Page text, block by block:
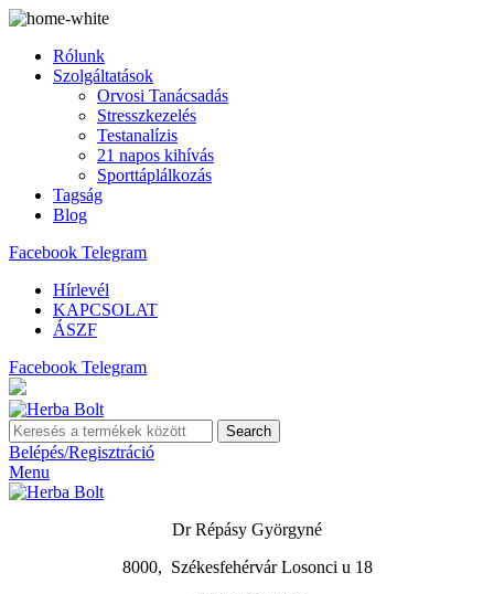
Rólunk
Szolgáltatások
Orvosi Tanácsadás
Stresszkezelés
Testanalízis
21 napos kihívás
Sporttáplálkozás
Tagság
Blog
Facebook Telegram
Hírlevél
KAPCSOLAT
ÁSZF
Facebook Telegram
Search
Belépés/Regisztráció
Menu
Dr Répásy Györgyné
8000, Székesfehérvár Losonci u 18